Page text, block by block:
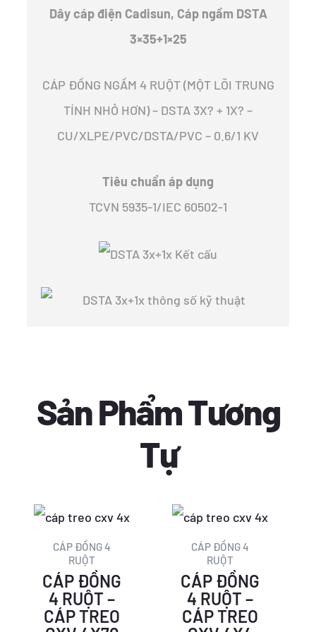
Dây cáp điện Cadisun, Cáp ngầm DSTA
3×35+1×25
CÁP ĐỒNG NGẦM 4 RUỘT (MỘT LÕI TRUNG
TÍNH NHỎ HƠN) – DSTA 3X? + 1X? –
CU/XLPE/PVC/DSTA/PVC – 0.6/1 KV
Tiêu chuẩn áp dụng
TCVN 5935-1/IEC 60502-1
Sản Phẩm Tương
Tự
CÁP ĐỒNG 4
RUỘT
CÁP ĐỒNG
4 RUỘT –
CÁP TREO
Giá
gốc
là:
929.096 ₫.
Giá
hiện
là:
561.681 ₫.
CÁP ĐỒNG 4
RUỘT
CÁP ĐỒNG
4 RUỘT –
CÁP TREO
Giá
gốc
là:
66.359 ₫.
Giá
hiện
là:
40.117 ₫.